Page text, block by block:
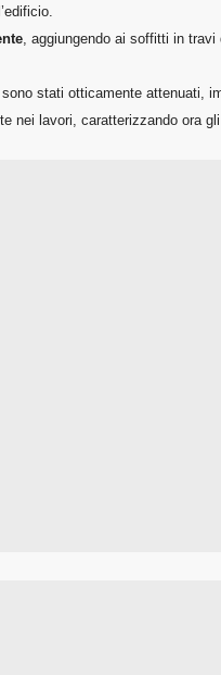
, aggiungendo ai soffitti in
stati otticamente attenuati,
nei lavori, caratterizzando ora